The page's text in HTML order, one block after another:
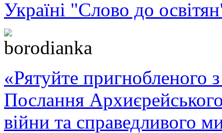
Україні "Слово до
«Рятуйте пригнобленого
Послання
війни та справедливого